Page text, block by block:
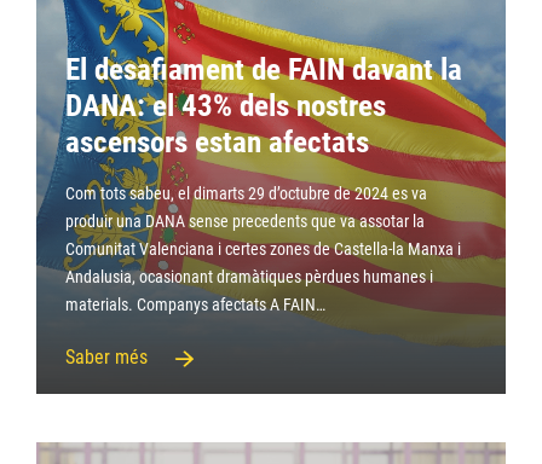
El desafiament de FAIN davant la
DANA: el 43% dels nostres
ascensors estan afectats
Com tots sabeu, el dimarts 29 d’octubre de 2024 es va
produir una DANA sense precedents que va assotar la
Comunitat Valenciana i certes zones de Castella-la Manxa i
Andalusia, ocasionant dramàtiques pèrdues humanes i
materials. Companys afectats A FAIN…
Saber més